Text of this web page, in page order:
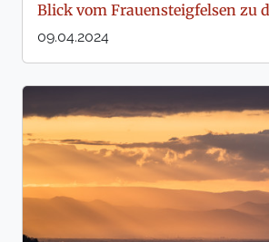
Blick vom Frauensteigfelsen zu
09.04.2024